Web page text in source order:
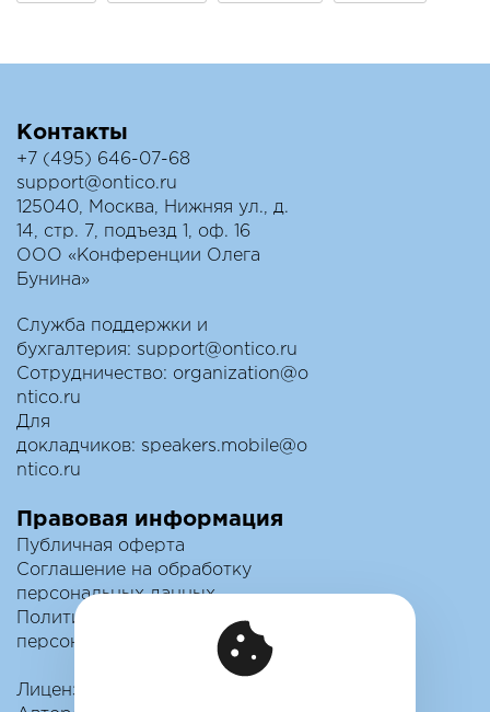
Контакты
+7 (495) 646-07-68
support@ontico.ru
125040, Москва, Нижняя ул., д.
14, стр. 7, подъезд 1, оф. 16
ООО «Конференции Олега
Бунина»
Служба поддержки и
бухгалтерия: support@ontico.ru
Сотрудничество: organization@o
ntico.ru
Для
докладчиков: speakers.mobile@o
ntico.ru
Правовая информация
Публичная оферта
Соглашение на обработку
персональных данных
Политика обработки
персональных данных
Лицензионный договор с